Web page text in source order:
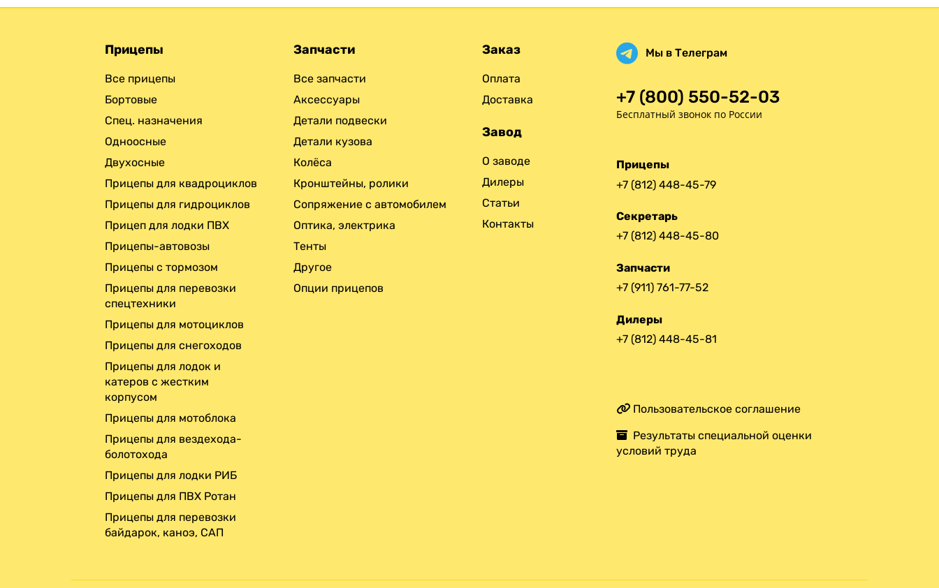
Прицепы
Все прицепы
Бортовые
Спец. назначения
Одноосные
Двухосные
Прицепы для квадроциклов
Прицепы для гидроциклов
Прицеп для лодки ПВХ
Прицепы-автовозы
Прицепы с тормозом
Прицепы для перевозки
спецтехники
Прицепы для мотоциклов
Прицепы для снегоходов
Прицепы для лодок и
катеров с жестким
корпусом
Прицепы для мотоблока
Прицепы для вездехода-
болотохода
Прицепы для лодки РИБ
Прицепы для ПВХ Ротан
Прицепы для перевозки
байдарок, каноэ, САП
Запчасти
Все запчасти
Аксессуары
Детали подвески
Детали кузова
Колёса
Кронштейны, ролики
Сопряжение с автомобилем
Оптика, электрика
Тенты
Другое
Опции прицепов
Заказ
Оплата
Доставка
Завод
О заводе
Дилеры
Статьи
Контакты
Мы в Телеграм
+7 (800) 550-52-03
Бесплатный звонок по России
Прицепы
+7 (812) 448-45-79
Секретарь
+7 (812) 448-45-80
Запчасти
+7 (911) 761-77-52
Дилеры
+7 (812) 448-45-81
Пользовательское соглашение
Результаты специальной оценки
условий труда